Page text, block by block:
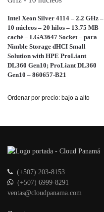
Intel Xeon Silver 4114 – 2.2 GHz –
10 núcleos – 20 hilos – 13.75 MB
caché – LGA3647 Socket – para
Nimble Storage dHCI Small
Solution with HPE ProLiant
DL360 Gen10; ProLiant DL360
Gen10 – 860657-B21
(+507) 203-8153
(+507) 6999-8291
ventas@cloudpanama.com